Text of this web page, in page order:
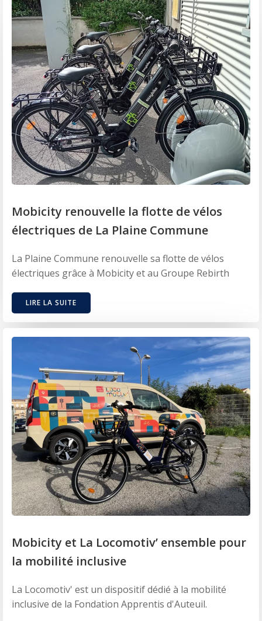
Mobicity renouvelle la flotte de vélos
électriques de La Plaine Commune
La Plaine Commune renouvelle sa flotte de vélos
électriques grâce à Mobicity et au Groupe Rebirth
LIRE LA SUITE
Mobicity et La Locomotiv’ ensemble pour
la mobilité inclusive
La Locomotiv' est un dispositif dédié à la mobilité
inclusive de la Fondation Apprentis d'Auteuil.